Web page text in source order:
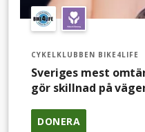
CYKELKLUBBEN BIKE4LIFE
Sveriges mest
gör skillnad på
DONERA